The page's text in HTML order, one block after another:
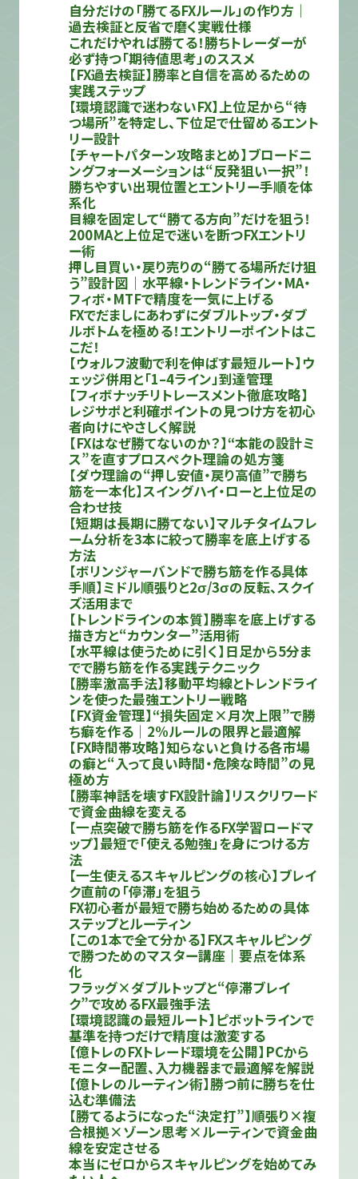
自分だけの「勝てるFXルール」の作り方｜
過去検証と反省で磨く実戦仕様
これだけやれば勝てる！勝ちトレーダーが
必ず持つ「期待値思考」のススメ
【FX過去検証】勝率と自信を高めるための
実践ステップ
【環境認識で迷わないFX】上位足から“待
つ場所”を特定し、下位足で仕留めるエント
リー設計
【チャートパターン攻略まとめ】ブロードニ
ングフォーメーションは“反発狙い一択”！
勝ちやすい出現位置とエントリー手順を体
系化
目線を固定して“勝てる方向”だけを狙う！
200MAと上位足で迷いを断つFXエントリ
ー術
押し目買い・戻り売りの“勝てる場所だけ狙
う”設計図｜水平線・トレンドライン・MA・
フィボ・MTFで精度を一気に上げる
FXでだましにあわずにダブルトップ・ダブ
ルボトムを極める！エントリーポイントはこ
こだ！
【ウォルフ波動で利を伸ばす最短ルート】ウ
ェッジ併用と「1–4ライン」到達管理
【フィボナッチリトレースメント徹底攻略】
レジサポと利確ポイントの見つけ方を初心
者向けにやさしく解説
【FXはなぜ勝てないのか？】“本能の設計ミ
ス”を直すプロスペクト理論の処方箋
【ダウ理論の“押し安値・戻り高値”で勝ち
筋を一本化】スイングハイ・ローと上位足の
合わせ技
【短期は長期に勝てない】マルチタイムフレ
ーム分析を3本に絞って勝率を底上げする
方法
【ボリンジャーバンドで勝ち筋を作る具体
手順】ミドル順張りと2σ/3σの反転、スクイ
ズ活用まで
【トレンドラインの本質】勝率を底上げする
描き方と“カウンター”活用術
【水平線は使うために引く】日足から5分ま
でで勝ち筋を作る実践テクニック
【勝率激高手法】移動平均線とトレンドライ
ンを使った最強エントリー戦略
【FX資金管理】“損失固定×月次上限”で勝
ち癖を作る｜2%ルールの限界と最適解
【FX時間帯攻略】知らないと負ける各市場
の癖と“入って良い時間・危険な時間”の見
極め方
【勝率神話を壊すFX設計論】リスクリワード
で資金曲線を変える
【一点突破で勝ち筋を作るFX学習ロードマ
ップ】最短で「使える勉強」を身につける方
法
【一生使えるスキャルピングの核心】ブレイ
ク直前の「停滞」を狙う
FX初心者が最短で勝ち始めるための具体
ステップとルーティン
【この1本で全て分かる】FXスキャルピング
で勝つためのマスター講座｜要点を体系
化
フラッグ×ダブルトップと“停滞ブレイ
ク”で攻めるFX最強手法
【環境認識の最短ルート】ピボットラインで
基準を持つだけで精度は激変する
【億トレのFXトレード環境を公開】PCから
モニター配置、入力機器まで最適解を解説
【億トレのルーティン術】勝つ前に勝ちを仕
込む準備法
【勝てるようになった“決定打”】順張り×複
合根拠×ゾーン思考×ルーティンで資金曲
線を安定させる
本当にゼロからスキャルピングを始めてみ